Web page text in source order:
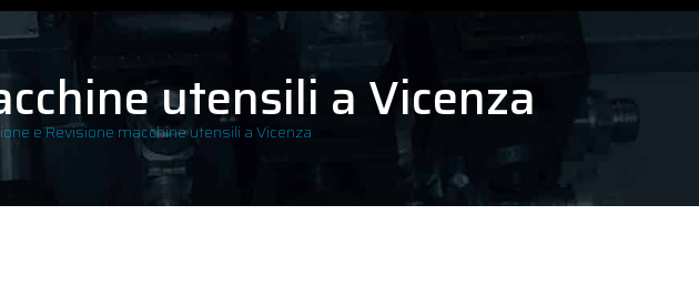
utensili a Vicenza
e Revisione macchine utensili a Vicenza